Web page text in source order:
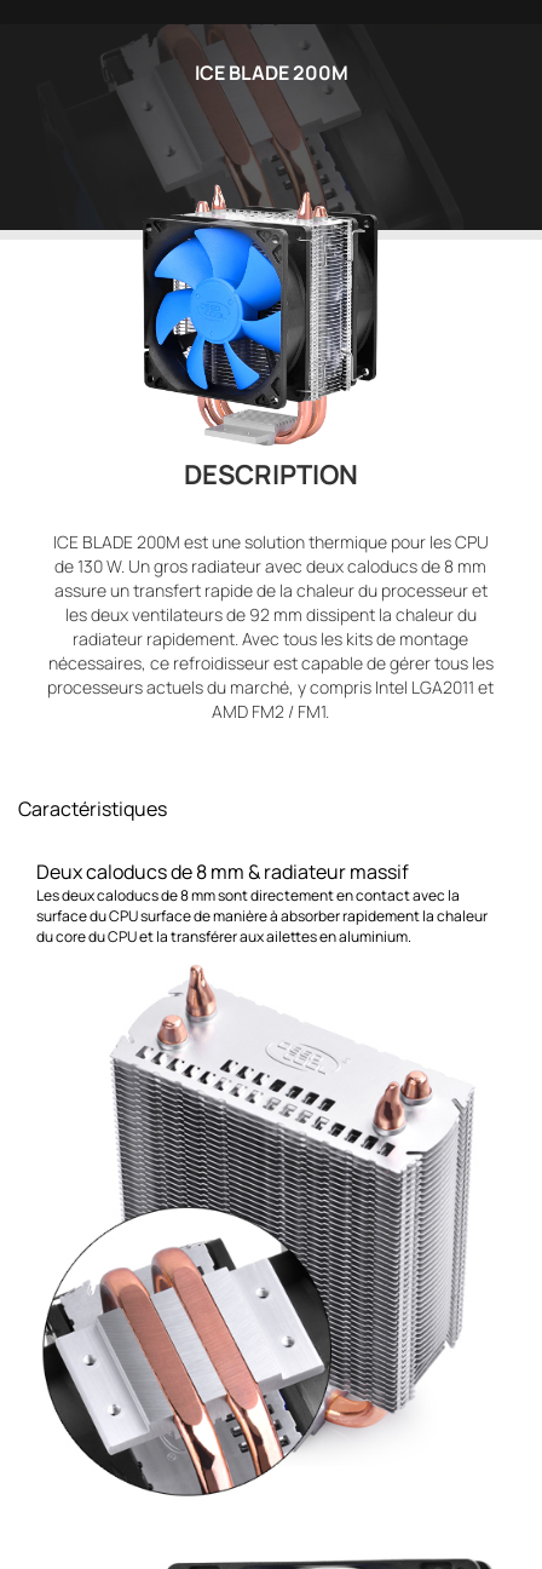
ICE BLADE 200M
DESCRIPTION
ICE BLADE 200M est une solution thermique pour les CPU
de 130 W. Un gros radiateur avec deux caloducs de 8 mm
assure un transfert rapide de la chaleur du processeur et
les deux ventilateurs de 92 mm dissipent la chaleur du
radiateur rapidement. Avec tous les kits de montage
nécessaires, ce refroidisseur est capable de gérer tous les
processeurs actuels du marché, y compris Intel LGA2011 et
AMD FM2 / FM1.
Caractéristiques
Deux caloducs de 8 mm & radiateur massif
Les deux caloducs de 8 mm sont directement en contact avec la
surface du CPU surface de manière à absorber rapidement la chaleur
du core du CPU et la transférer aux ailettes en aluminium.